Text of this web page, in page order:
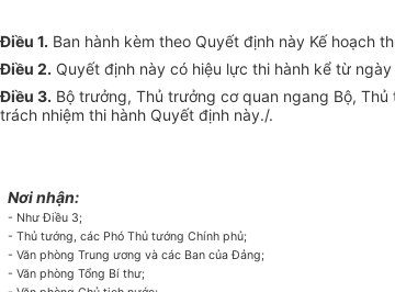
Điều 1. Ban hành kèm theo Quyết định này Kế hoạch
Điều 2. Quyết định này có hiệu lực thi hành kể từ ngày
Điều 3. Bộ trưởng, Thủ trưởng cơ quan ngang Bộ,
trách nhiệm thi hành Quyết định này./.
Nơi nhận:
- Như Điều 3;
- Thủ tướng, các Phó Thủ tướng Chính phủ;
- Văn phòng Trung ương và các Ban của Đảng;
- Văn phòng Tổng Bí thư;